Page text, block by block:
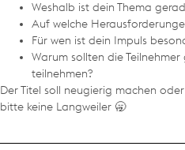
Weshalb ist dein Thema
Auf welche
Für wen ist dein Impuls
Warum sollten die
teilnehmen?
Der Titel soll neugierig machen
bitte keine Langweiler 🥱